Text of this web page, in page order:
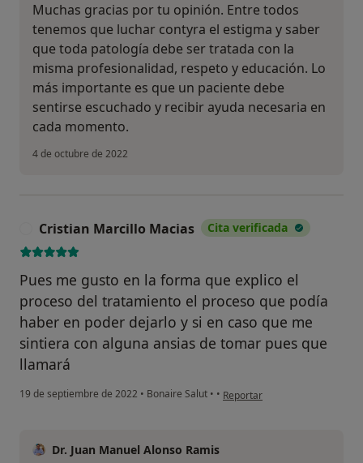
Muchas gracias por tu opinión. Entre todos
tenemos que luchar contyra el estigma y saber
que toda patología debe ser tratada con la
misma profesionalidad, respeto y educación. Lo
más importante es que un paciente debe
sentirse escuchado y recibir ayuda necesaria en
cada momento.
4 de octubre de 2022
Cristian Marcillo Macias Cita verificada
Pues me gusto en la forma que explico el
proceso del tratamiento el proceso que podía
haber en poder dejarlo y si en caso que me
sintiera con alguna ansias de tomar pues que
llamará
19 de septiembre de 2022 • Bonaire Salut • • en opinión del usuario
Reportar
Dr. Juan Manuel Alonso Ramis